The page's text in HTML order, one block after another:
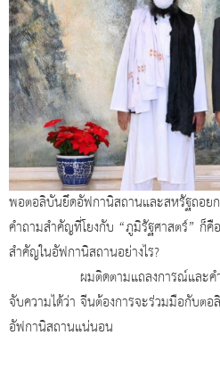
พอตอลิบันยึดอัฟกานิสถานและสหรัฐถอย
คำถามสำคัญที่โยงกับ “ภูมิรัฐศาสตร์” ก็
สำคัญในอัฟกานิสถานอย่างไร?
ผมติดตามแถลงการณ์และคำให้
จับความได้ว่า จีนต้องการจะร่วมมือกับต
อัฟกานิสถานแน่นอน